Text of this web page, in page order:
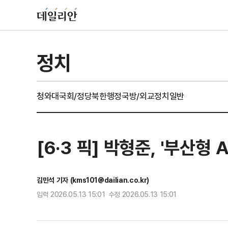
정치
청와대국회/정당북한행정국방/외교정치일반
[6·3 픽] 박형준, '부산형
김민석 기자 (kms101@dailian.co.kr)
입력 2026.05.13 15:01 수정 2026.05.13 15:01